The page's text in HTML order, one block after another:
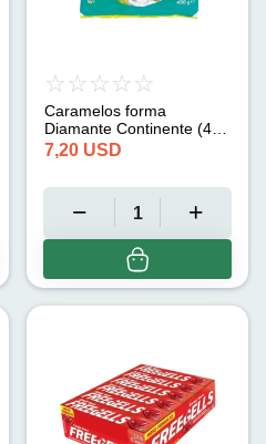
Caramelos forma
Diamante Continente (450
g)
7,20 USD